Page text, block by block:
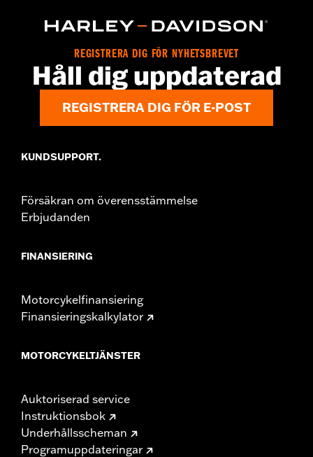
REGISTRERA DIG FÖR NYHETSBREVET
Håll dig uppdaterad
REGISTRERA DIG FÖR E-POST
KUNDSUPPORT.
Försäkran om överensstämmelse
Erbjudanden
FINANSIERING
Motorcykelfinansiering
Finansieringskalkylator
MOTORCYKELTJÄNSTER
Auktoriserad service
Instruktionsbok
Underhållsscheman
Programuppdateringar